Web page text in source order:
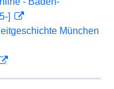
]
München